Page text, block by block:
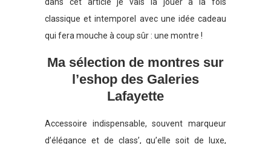
classique et intemporel avec une idée cadeau
qui fera mouche à coup sûr : une montre !
Ma sélection de montres sur
l’eshop des Galeries
Lafayette
Accessoire indispensable, souvent marqueur
d’élégance et de class’, qu’elle soit de luxe,